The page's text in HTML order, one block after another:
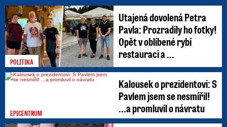
POLITIKA
Utajená dovolená Petra
Pavla: Prozradily ho fotky!
Opět v oblíbené rybí
restauraci a ...
EPICENTRUM
Kalousek o prezidentovi: S
Pavlem jsem se nesmířil!
...a promluvil o návratu